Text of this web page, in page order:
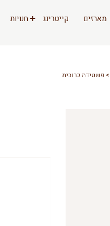
מארזים קייטרינג חנויות
פשטידת כרובית